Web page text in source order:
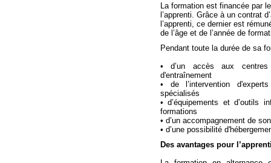
La formation est financée par
l’apprenti. Grâce à un contrat
l’apprenti, ce dernier est
de l’âge et de l’année de
Pendant toute la durée de sa
• d’un accès aux
d'entraînement
• de l’intervention
spécialisés
• d’équipements et d’outils
formations
• d’un accompagnement de
• d’une possibilité
Des avantages pour